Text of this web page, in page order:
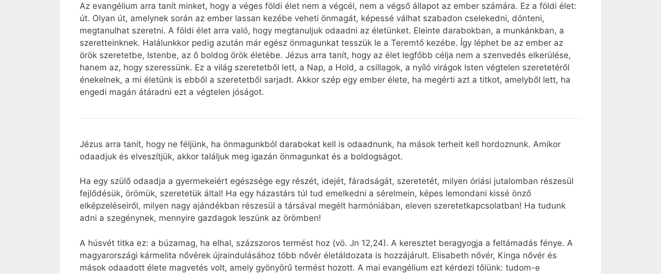
Az evangélium arra tanít minket, hogy a véges földi élet nem a végcél, nem a végső állapot az ember számára. Ez a földi élet:
út. Olyan út, amelynek során az ember lassan kezébe veheti önmagát, képessé válhat szabadon cselekedni, dönteni,
megtanulhat szeretni. A földi élet arra való, hogy megtanuljuk odaadni az életünket. Eleinte darabokban, a munkánkban, a
szeretteinknek. Halálunkkor pedig azután már egész önmagunkat tesszük le a Teremtő kezébe. Így léphet be az ember az
örök szeretetbe, Istenbe, az ő boldog örök életébe. Jézus arra tanít, hogy az élet legfőbb célja nem a szenvedés elkerülése,
hanem az, hogy szeressünk. Ez a világ szeretetből lett, a Nap, a Hold, a csillagok, a nyíló virágok Isten végtelen szeretetéről
énekelnek, a mi életünk is ebből a szeretetből sarjadt. Akkor szép egy ember élete, ha megérti azt a titkot, amelyből lett, ha
engedi magán átáradni ezt a végtelen jóságot.
Jézus arra tanít, hogy ne féljünk, ha önmagunkból darabokat kell is odaadnunk, ha mások terheit kell hordoznunk. Amikor
odaadjuk és elveszítjük, akkor találjuk meg igazán önmagunkat és a boldogságot.
Ha egy szülő odaadja a gyermekeiért egészsége egy részét, idejét, fáradságát, szeretetét, milyen óriási jutalomban részesül
fejlődésük, örömük, szeretetük által! Ha egy házastárs túl tud emelkedni a sérelmein, képes lemondani kissé önző
elképzeléseiről, milyen nagy ajándékban részesül a társával megélt harmóniában, eleven szeretetkapcsolatban! Ha tudunk
adni a szegénynek, mennyire gazdagok leszünk az örömben!
A húsvét titka ez: a búzamag, ha elhal, százszoros termést hoz (vö. Jn 12,24). A keresztet beragyogja a feltámadás fénye. A
magyarországi kármelita nővérek újraindulásához több nővér életáldozata is hozzájárult. Elisabeth nővér, Kinga nővér és
mások odaadott élete magvetés volt, amely gyönyörű termést hozott. A mai evangélium ezt kérdezi tőlünk: tudom-e